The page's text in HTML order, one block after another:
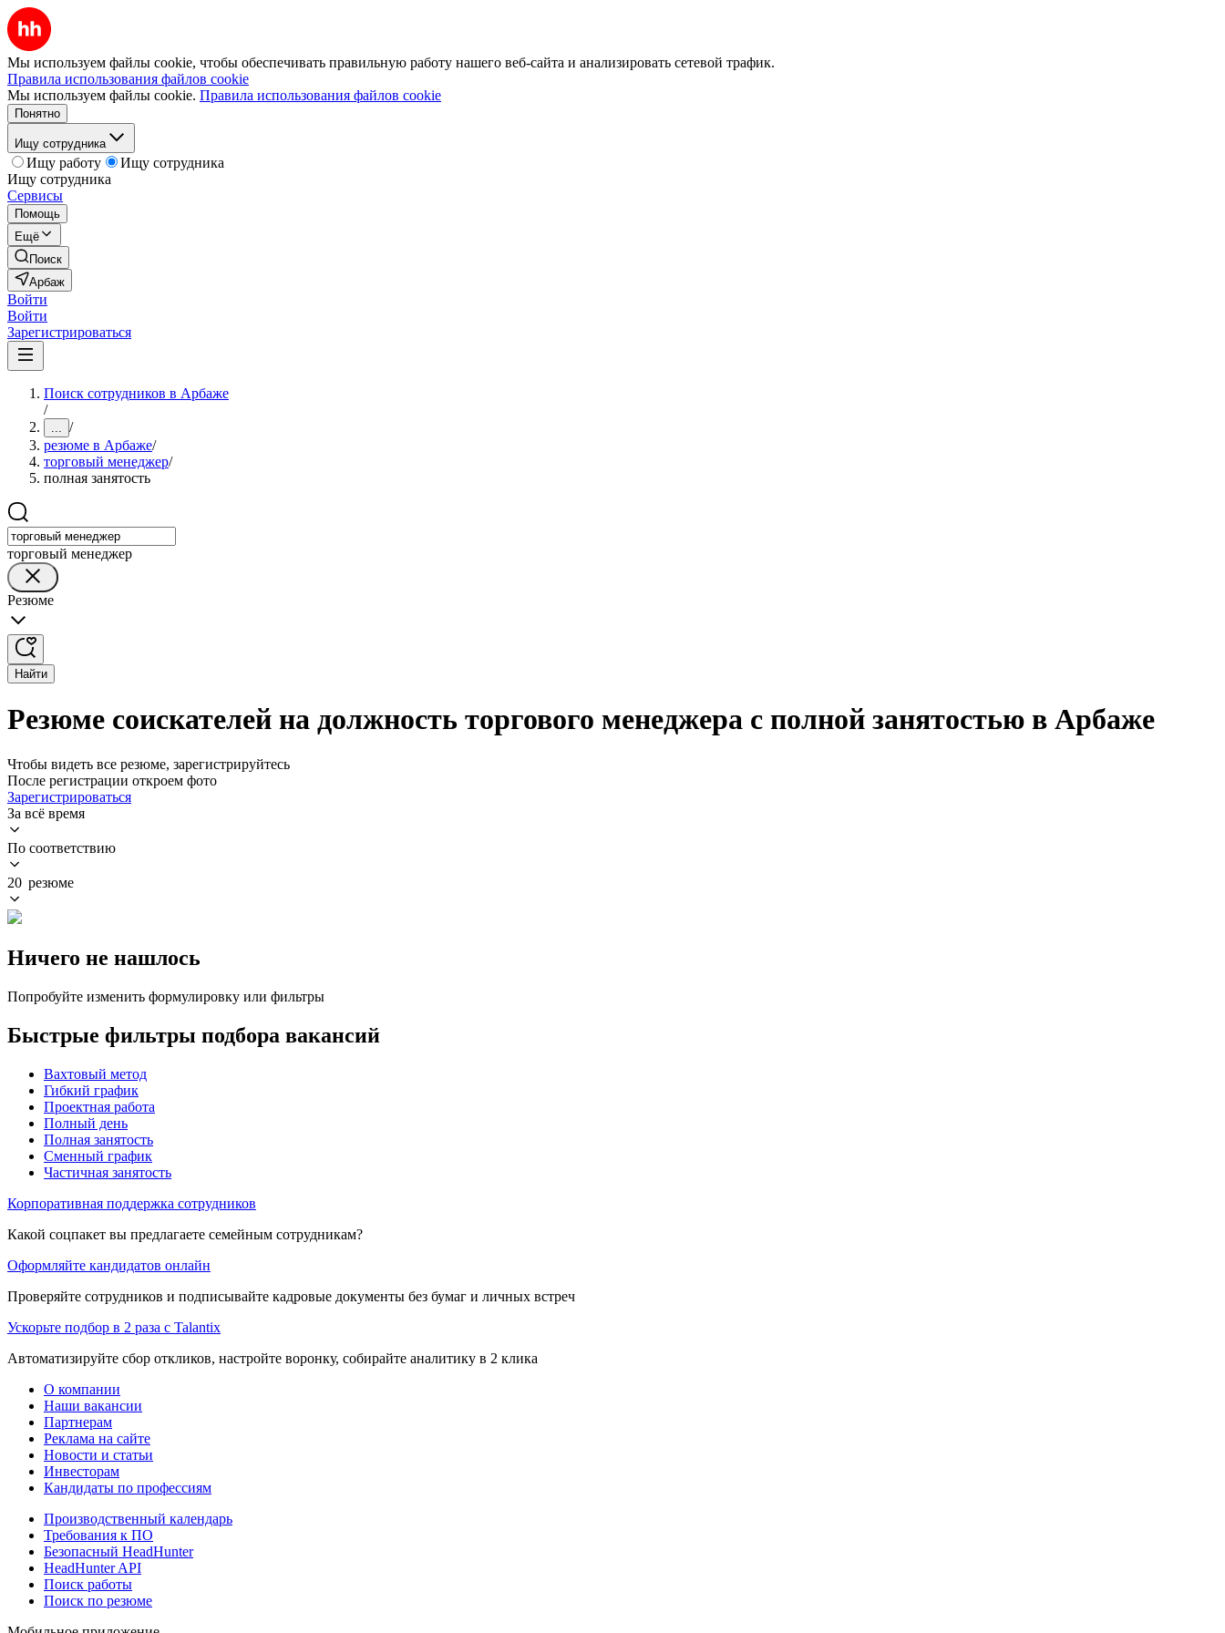
Мы используем файлы cookie, чтобы обеспечивать правильную работу нашего веб-сайта и анализировать сетевой трафик.
Правила использования файлов cookie
Мы используем файлы cookie. Правила использования файлов cookie
Понятно
Ищу сотрудника
Ищу работу
Ищу сотрудника
Ищу сотрудника
Сервисы
Помощь
Ещё
Поиск
Арбаж
Войти
Войти
Зарегистрироваться
Поиск сотрудников в Арбаже
/
... /
резюме в Арбаже/
торговый менеджер/
полная занятость
торговый менеджер
Резюме
Найти
Резюме соискателей на должность торгового менеджера с полной занятостью в Арбаже
Чтобы видеть все резюме, зарегистрируйтесь
После регистрации откроем фото
Зарегистрироваться
За всё время
По соответствию
20 резюме
Ничего не нашлось
Попробуйте изменить формулировку или фильтры
Быстрые фильтры подбора вакансий
Вахтовый метод
Гибкий график
Проектная работа
Полный день
Полная занятость
Сменный график
Частичная занятость
Корпоративная поддержка сотрудников
Какой соцпакет вы предлагаете семейным сотрудникам?
Оформляйте кандидатов онлайн
Проверяйте сотрудников и подписывайте кадровые документы без бумаг и личных встреч
Ускорьте подбор в 2 раза с Talantix
Автоматизируйте сбор откликов, настройте воронку, собирайте аналитику в 2 клика
О компании
Наши вакансии
Партнерам
Реклама на сайте
Новости и статьи
Инвесторам
Кандидаты по профессиям
Производственный календарь
Требования к ПО
Безопасный HeadHunter
HeadHunter API
Поиск работы
Поиск по резюме